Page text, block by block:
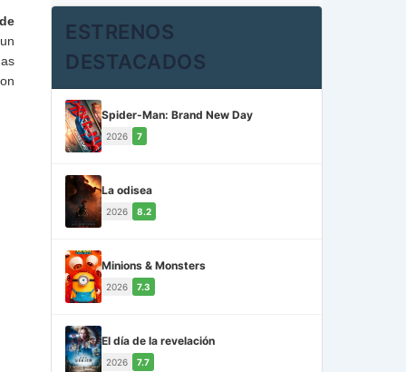
ESTRENOS
DESTACADOS
Spider-Man: Brand New Day
2026 7
La odisea
2026 8.2
Minions & Monsters
2026 7.3
El día de la revelación
2026 7.7